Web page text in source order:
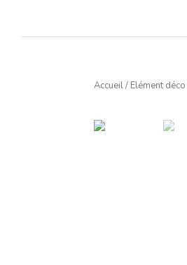
Accueil/ Elément déco